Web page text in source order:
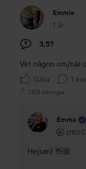
Emmie
1 år
Inlägget
3,5?
Vet någon om/när
Gilla
1
3128 visningar
Emma
LYKO
Hejsan! 👋🏼